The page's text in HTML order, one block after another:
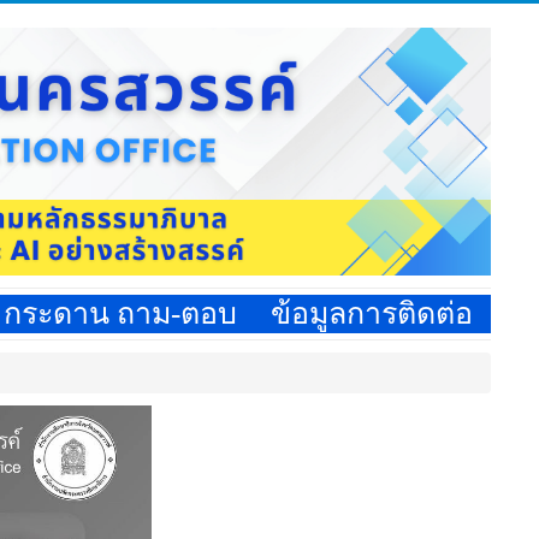
กระดาน ถาม-ตอบ ข้อมูลการติดต่อ